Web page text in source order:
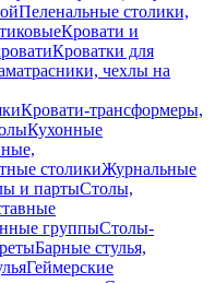
Пеленальные столики,
Кровати и
Кроватки для
чехлы на
Кровати-трансформеры,
Кухонные
столикиЖурнальные
и партыСтолы,
группыСтолы-
Барные стулья,
Геймерские